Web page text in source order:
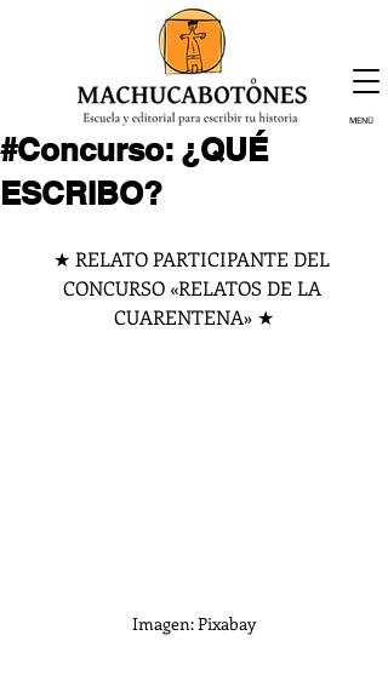
¡Inscríbete hoy!
MENÚ
#Concurso: ¿QUÉ
ESCRIBO?
★ RELATO PARTICIPANTE DEL
CONCURSO «RELATOS DE LA
CUARENTENA» ★
Imagen: Pixabay